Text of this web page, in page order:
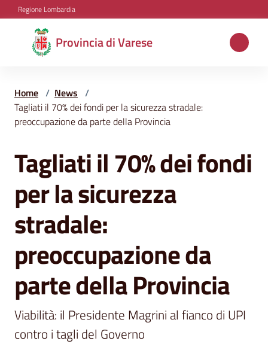
Vai al contenuto
Vai alla navigazione
Vai al footer
Regione Lombardia
Provincia di Varese
Provincia
di
Aree
Amministrazione
e
segnalazioni
News
Menu selezionato
Eventi
Home / News /
Tagliati il 70% dei fondi per la sicurezza stradale:
preoccupazione da parte della Provincia
Salta al contenuto
Tagliati il 70% dei fondi
per la sicurezza
stradale:
preoccupazione da
parte della Provincia
Viabilità: il Presidente Magrini al fianco di UPI
contro i tagli del Governo